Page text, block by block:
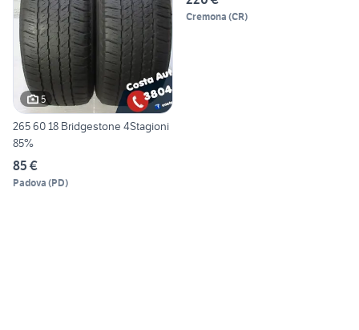
5
265 60 18 Bridgestone 4Stagioni
85%
85 €
Padova (PD)
Cremona (CR)